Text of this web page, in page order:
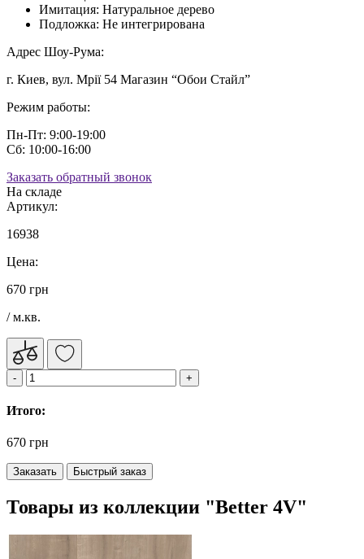
Имитация: Натуральное дерево
Подложка: Не интегрирована
Адрес Шоу-Рума:
г. Киев, вул. Мрії 54 Магазин “Обои Стайл”
Режим работы:
Пн-Пт: 9:00-19:00
Сб: 10:00-16:00
Заказать обратный звонок
На складе
Артикул:
16938
Цена:
670 грн
/ м.кв.
Итого:
670 грн
Заказать Быстрый заказ
Товары из коллекции "Better 4V"